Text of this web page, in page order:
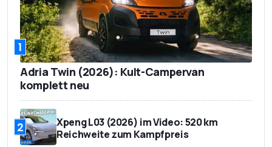
1
Adria Twin (2026): Kult-Campervan
komplett neu
2
Xpeng L03 (2026) im Video: 520 km
Reichweite zum Kampfpreis